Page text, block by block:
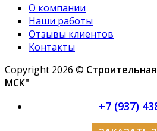
О компании
Наши работы
Отзывы клиентов
Контакты
Copyright 2026 ©
МСК"
+7 (937)